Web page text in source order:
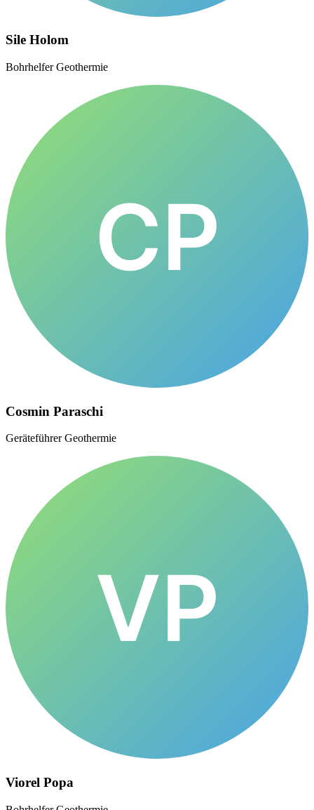
Sile Holom
Bohrhelfer Geothermie
CP
Cosmin Paraschi
Geräteführer Geothermie
VP
Viorel Popa